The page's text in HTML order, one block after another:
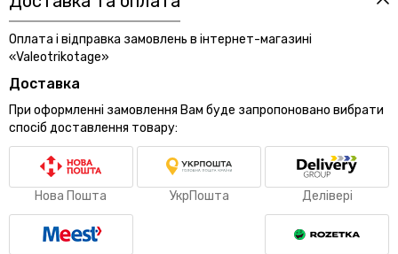
Оплата і відправка замовлень в інтернет-магазині
«Valeotrikotage»
Доставка
При оформленні замовлення Вам буде запропоновано вибрати
спосіб доставлення товару:
Нова Пошта УкрПошта Делівері